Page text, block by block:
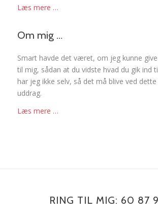
Læs mere …
Om mig …
Smart havde det været, om jeg kunne
til mig, sådan at du vidste hvad du gik ind
har jeg ikke selv, så det må blive ved
uddrag.
Læs mere …
RING TIL MIG: 60 87